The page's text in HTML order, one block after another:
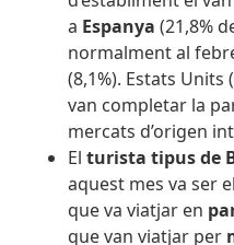
a Espanya(21,8%
normalment al
(8,1%). Estats Units
van completar la
mercats d’origen
Elturista tipus de
aquest mes va ser
que va viatjar en
que van viatjar per